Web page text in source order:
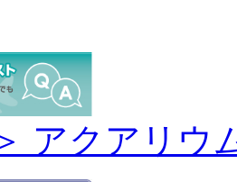
アクアリウ